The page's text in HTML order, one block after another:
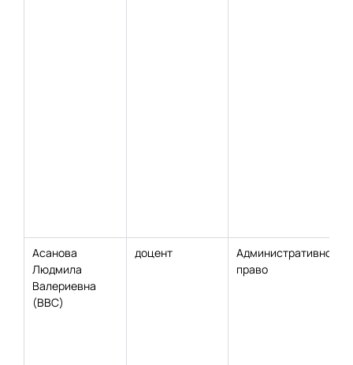
Асанова
Людмила
Валериевна
(ВВС)
доцент
Административное
право